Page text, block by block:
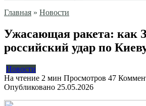
Главная » Новости
Ужасающая ракета: как
российский удар по
Новости
На чтение 2 мин Просмотров 47
Опубликовано 25.05.2026